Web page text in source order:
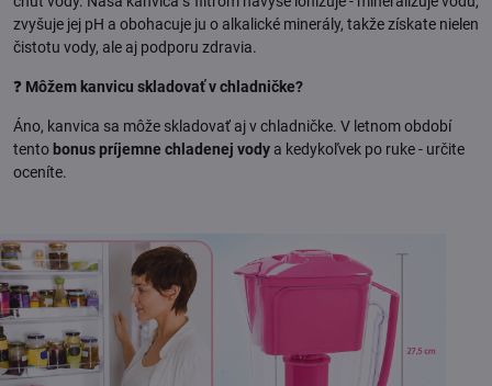
zvyšuje jej pH a obohacuje ju o alkalické minerály, takže získate nielen
čistotu vody, ale aj podporu zdravia.
❓ Môžem kanvicu skladovať v chladničke?
Áno, kanvica sa môže skladovať aj v chladničke. V letnom období
tento bonus príjemne chladenej vody a kedykoľvek po ruke - určite
oceníte.